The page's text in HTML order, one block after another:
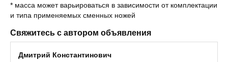
* масса может варьироваться в зависимости от комплектации
и типа применяемых сменных ножей
Свяжитесь с автором объявления
Дмитрий Константинович